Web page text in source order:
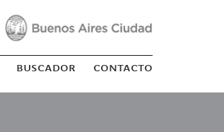
buscador contacto